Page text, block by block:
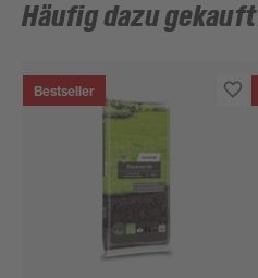
Häufig dazu gekauft
Bestseller